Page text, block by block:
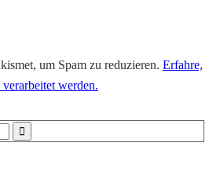
um Spam zu reduzieren. Erfahre,
werden.